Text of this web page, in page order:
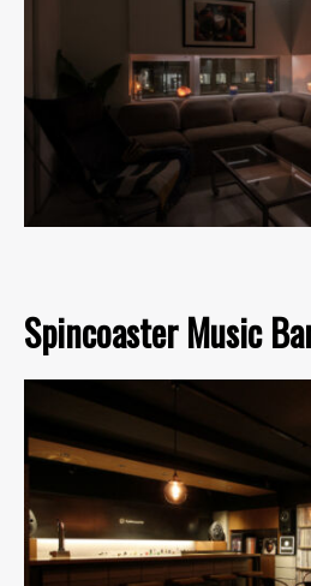
Spincoaster Music